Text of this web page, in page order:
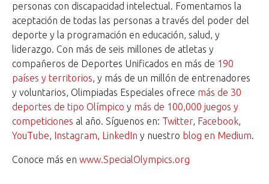
personas con discapacidad intelectual. Fomentamos la
aceptación de todas las personas a través del poder del
deporte y la programación en educación, salud, y
liderazgo. Con más de seis millones de atletas y
compañeros de Deportes Unificados en más de 190
países y territorios, y más de un millón de entrenadores
y voluntarios, Olimpiadas Especiales ofrece más de 30
deportes de tipo Olímpico y más de 100,000 juegos y
competiciones al año. Síguenos en: Twitter, Facebook,
YouTube, Instagram, LinkedIn y nuestro blog en Medium.
Conoce más en www.SpecialOlympics.org